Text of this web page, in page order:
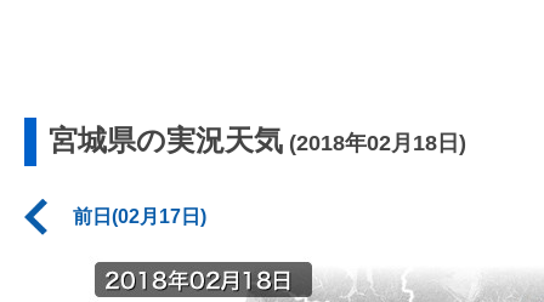
宮城県の実況天気 (2018年02月18日)
前日(02月17日)